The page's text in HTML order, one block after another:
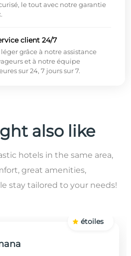
le tout avec notre garantie
client 24/7
grâce à notre assistance
et à notre équipe
sur 24, 7 jours sur 7.
also like
hotels in the same area,
great amenities,
stay tailored to your needs!
étoiles